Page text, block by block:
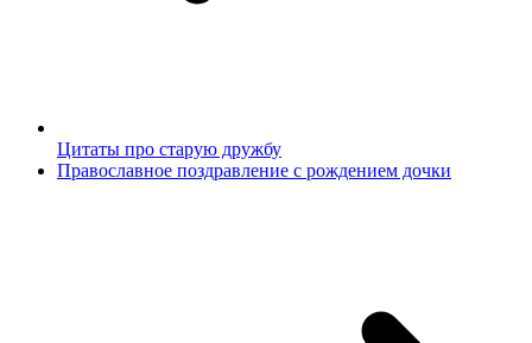
Цитаты про старую дружбу
Православное поздравление с рождением дочки